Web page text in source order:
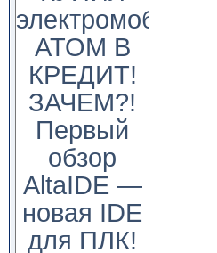
электромобиль
АТОМ В
КРЕДИТ!
ЗАЧЕМ?!
Первый
обзор
AltaIDE —
новая IDE
для ПЛК!